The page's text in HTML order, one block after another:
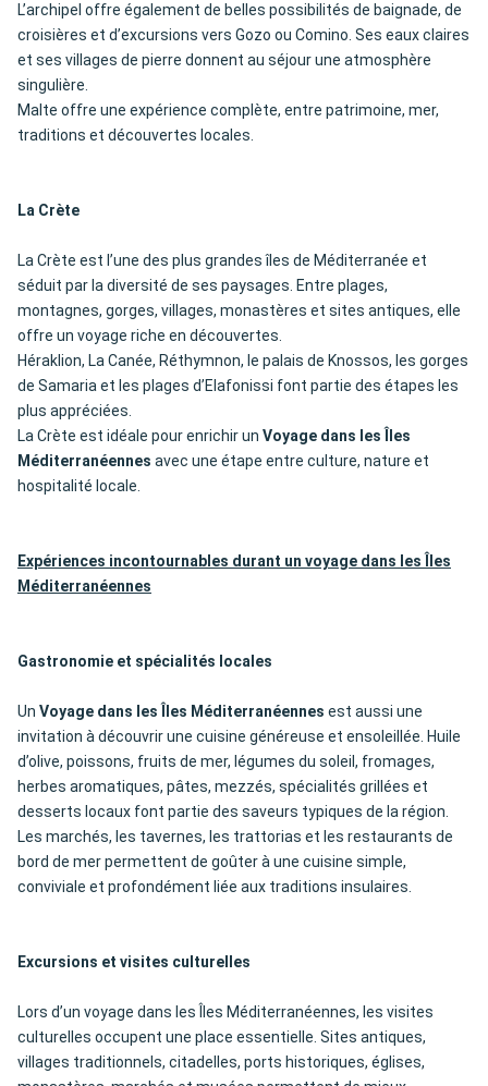
L’archipel offre également de belles possibilités de baignade, de
croisières et d’excursions vers Gozo ou Comino. Ses eaux claires
et ses villages de pierre donnent au séjour une atmosphère
singulière.
Malte offre une expérience complète, entre patrimoine, mer,
traditions et découvertes locales.
La Crète
La Crète est l’une des plus grandes îles de Méditerranée et
séduit par la diversité de ses paysages. Entre plages,
montagnes, gorges, villages, monastères et sites antiques, elle
offre un voyage riche en découvertes.
Héraklion, La Canée, Réthymnon, le palais de Knossos, les gorges
de Samaria et les plages d’Elafonissi font partie des étapes les
plus appréciées.
La Crète est idéale pour enrichir un Voyage dans les Îles
Méditerranéennes avec une étape entre culture, nature et
hospitalité locale.
Expériences incontournables durant un voyage dans les Îles
Méditerranéennes
Gastronomie et spécialités locales
Un Voyage dans les Îles Méditerranéennes est aussi une
invitation à découvrir une cuisine généreuse et ensoleillée. Huile
d’olive, poissons, fruits de mer, légumes du soleil, fromages,
herbes aromatiques, pâtes, mezzés, spécialités grillées et
desserts locaux font partie des saveurs typiques de la région.
Les marchés, les tavernes, les trattorias et les restaurants de
bord de mer permettent de goûter à une cuisine simple,
conviviale et profondément liée aux traditions insulaires.
Excursions et visites culturelles
Lors d’un voyage dans les Îles Méditerranéennes, les visites
culturelles occupent une place essentielle. Sites antiques,
villages traditionnels, citadelles, ports historiques, églises,